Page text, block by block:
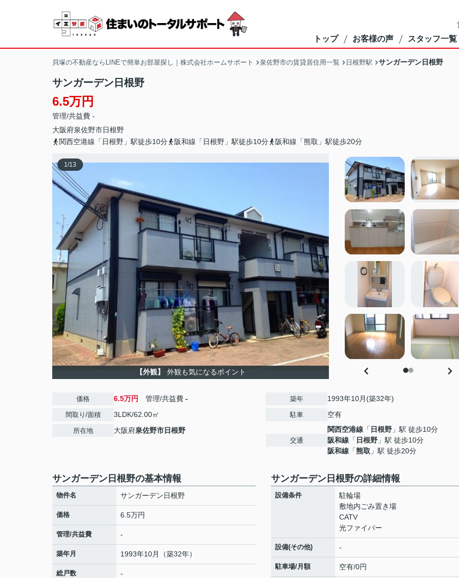
トップ お客様の声 スタッフ一覧
貝塚の不動産ならLINEで簡単お部屋探し｜株式会社ホームサポート 泉佐野市の賃貸居住用一覧 日根野駅 サンガーデン日根野
サンガーデン日根野
6.5万円
管理/共益費 -
大阪府泉佐野市日根野
関西空港線「日根野」駅徒歩10分
阪和線「日根野」駅徒歩10分 阪和線「熊取」駅徒歩20分
1/13
【外観】 外観も気になるポイント
価格 6.5万円 管理/共益費 -
間取り/面積 3LDK/62.00㎡
所在地 大阪府泉佐野市日根野
築年 1993年10月(築32年)
駐車 空有
交通
関西空港線 「 日根野 」駅 徒歩10分
阪和線 「 日根野 」駅 徒歩10分
阪和線 「熊取 」駅 徒歩20分
サンガーデン日根野の基本情報
物件名 サンガーデン日根野
価格 6.5万円
管理/共益費 -
築年月 1993年10月（築32年）
総戸数 -
サンガーデン日根野の詳細情報
設備条件
駐輪場
敷地内ごみ置き場
CATV
光ファイバー
設備(その他) -
駐車場/月額 空有/0円